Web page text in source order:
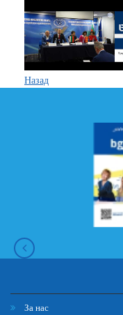
Назад
За нас